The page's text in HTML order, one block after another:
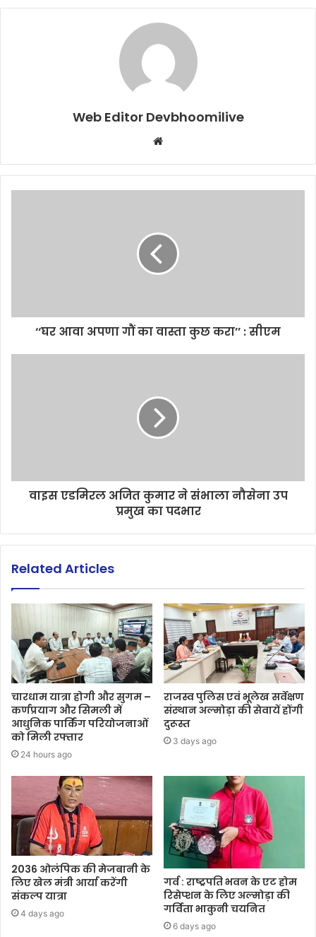
Web Editor Devbhoomilive
Website
‘‘घर आवा अपणा गौं का वास्ता कुछ करा’’ : सीएम
वाइस एडमिरल अजित कुमार ने संभाला नौसेना उप
प्रमुख का पदभार
Related Articles
चारधाम यात्रा होगी और सुगम –
कर्णप्रयाग और सिमली में
आधुनिक पार्किंग परियोजनाओं
को मिली रफ्तार
24 hours ago
राजस्व पुलिस एवं भूलेख सर्वेक्षण
संस्थान अल्मोड़ा की सेवायें होंगी
दुरूस्त
3 days ago
2036 ओलंपिक की मेजबानी के
लिए खेल मंत्री आर्या करेंगी
संकल्प यात्रा
4 days ago
गर्व : राष्ट्रपति भवन के एट होम
रिसेप्शन के लिए अल्मोड़ा की
गर्विता भाकुनी चयनित
6 days ago